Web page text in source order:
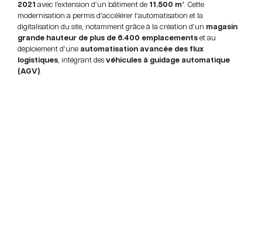
2021 avec l’extension d’un bâtiment de 11.500 m². Cette
modernisation a permis d’accélérer l’automatisation et la
digitalisation du site, notamment grâce à la création d’un magasin
grande hauteur de plus de 6.400 emplacements et au
déploiement d’une automatisation avancée des flux
logistiques, intégrant des véhicules à guidage automatique
(AGV).